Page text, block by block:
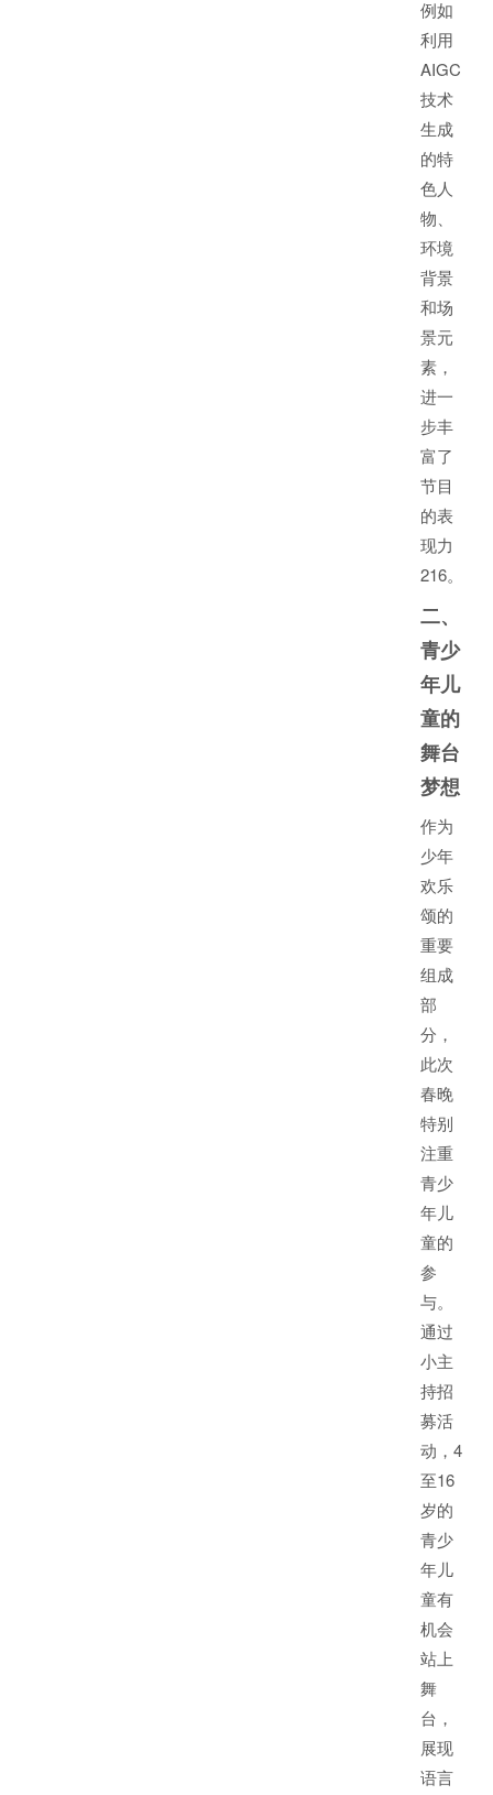
例如
利用
AIGC
技术
生成
的特
色人
物、
环境
背景
和场
景元
素，
进一
步丰
富了
节目
的表
现力
216。
二、
青少
年儿
童的
舞台
梦想
作为
少年
欢乐
颂的
重要
组成
部
分，
此次
春晚
特别
注重
青少
年儿
童的
参
与。
通过
小主
持招
募活
动，4
至16
岁的
青少
年儿
童有
机会
站上
舞
台，
展现
语言